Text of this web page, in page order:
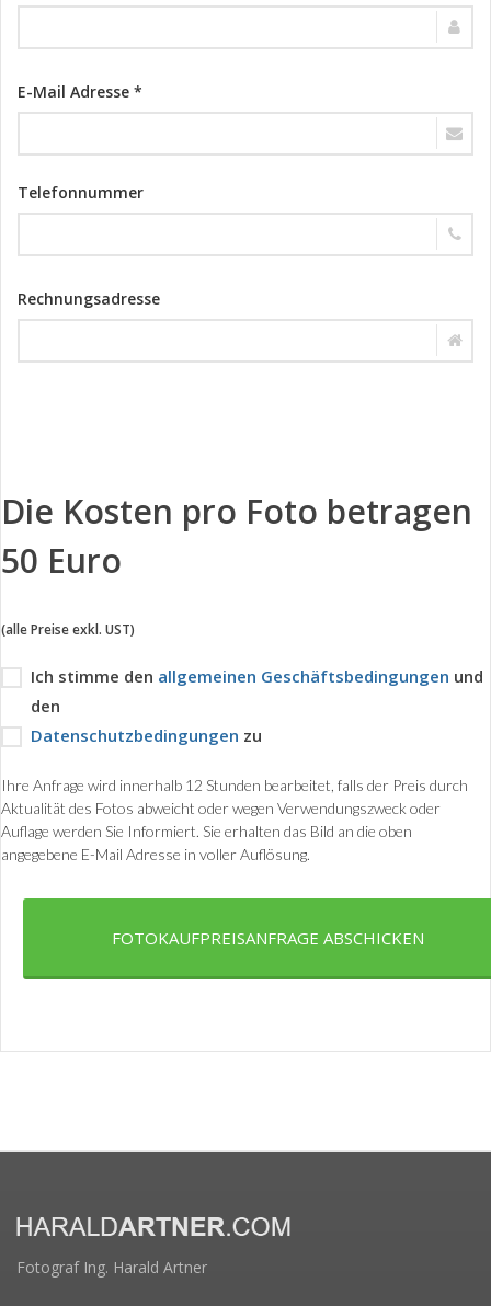
E-Mail Adresse *
Telefonnummer
Rechnungsadresse
Die Kosten pro Foto betragen
50 Euro
(alle Preise exkl. UST)
Ich stimme den allgemeinen Geschäftsbedingungen und
den
Datenschutzbedingungen zu
Ihre Anfrage wird innerhalb 12 Stunden bearbeitet, falls der Preis durch
Aktualität des Fotos abweicht oder wegen Verwendungszweck oder
Auflage werden Sie Informiert. Sie erhalten das Bild an die oben
angegebene E-Mail Adresse in voller Auflösung.
FOTOKAUFPREISANFRAGE ABSCHICKEN
Fotograf Ing. Harald Artner